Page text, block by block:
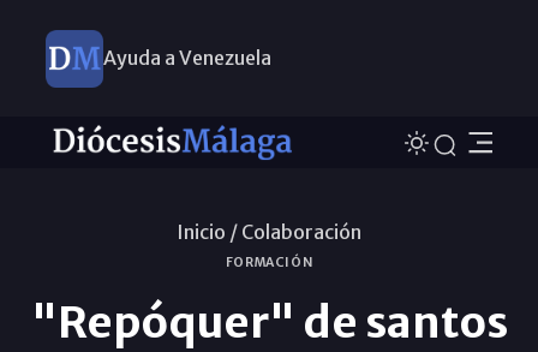
Ayuda a Venezuela
Inicio / Colaboración
FORMACIÓN
"Repóquer" de santos